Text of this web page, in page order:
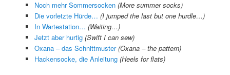
Noch mehr Sommersocken(More summer socks)
Die vorletzte Hürde… (I jumped the last but one hurdle…)
In Wartestation… (Waiting…)
Jetzt aber hurtig (Swift I can sew)
Oxana – das Schnittmuster(Oxana – the pattern)
Hackensocke, die Anleitung(Heels for flats)